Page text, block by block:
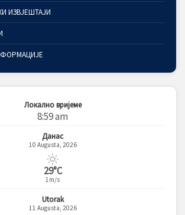
ИЗВЈЕШТАЈИ
Локално вријеме
8:59 am
Данас
10 Augusta, 2026
29°C
1m/s
Utorak
11 Augusta, 2026